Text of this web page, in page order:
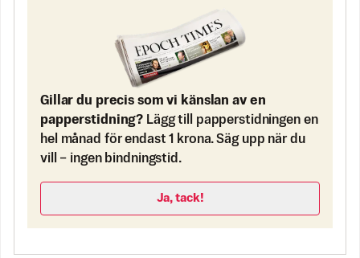
Gillar du precis som vi känslan av en
papperstidning? Lägg till papperstidningen en
hel månad för endast 1 krona. Säg upp när du
vill – ingen bindningstid.
Ja, tack!